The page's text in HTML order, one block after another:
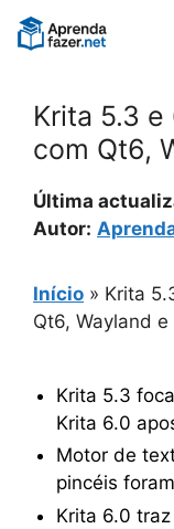
Pular
para
Krita 5.3
com Qt6,
Última
Autor:
Início » Krita
Qt6, Wayland e
Krita 5.3
Krita 6.0
Motor de
pincéis
Krita 6.0